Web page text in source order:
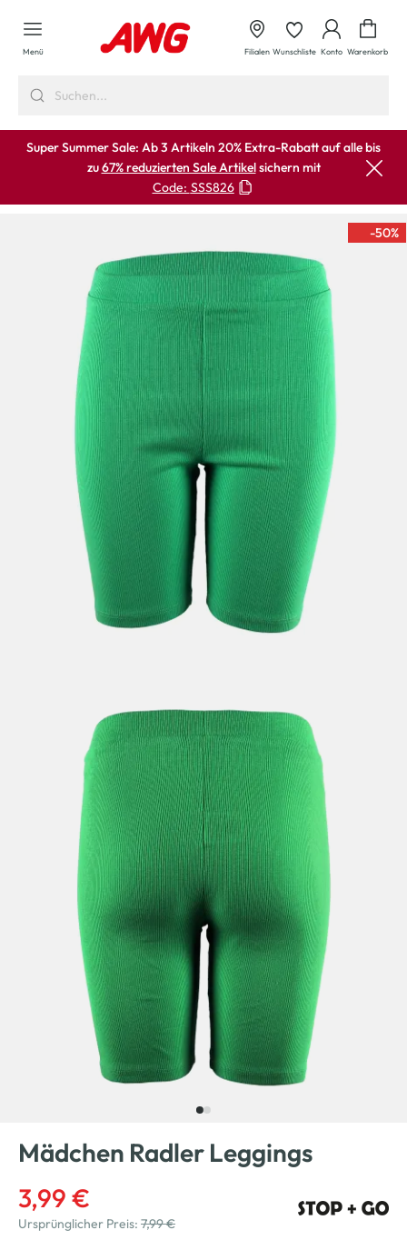
springen
Menü Filialen Wunschliste Konto Warenkorb
Super Summer Sale: Ab 3 Artikeln 20% Extra-Rabatt auf alle bis
zu67% reduzierten Sale Artikelsichern mit
Code: SSS826
-50%
Mädchen Radler Leggings
3,99 €
Ursprünglicher Preis: 7,99 €